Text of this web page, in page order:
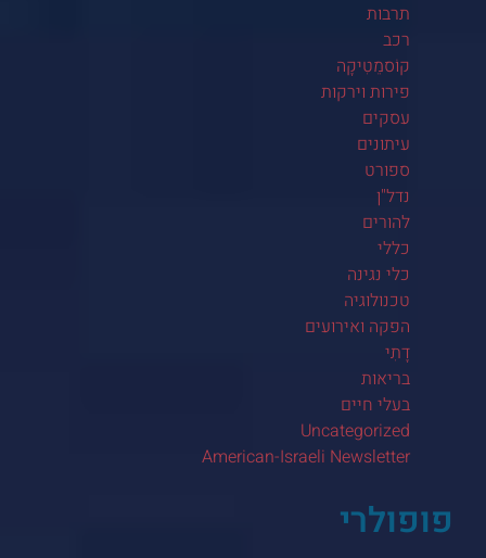
תרבות
רכב
קוֹסמֵטִיקָה
פירות וירקות
עסקים
עיתונים
ספורט
נדל"ן
להורים
כללי
כלי נגינה
טכנולוגיה
הפקה ואירועים
דָתִי
בריאות
בעלי חיים
Uncategorized
American-Israeli Newsletter
פופולרי